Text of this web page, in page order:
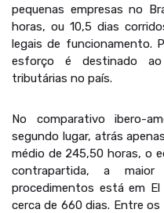
pequenas empresas no
horas, ou 10,5 dias
legais de funcionamento.
esforço é destinado ao
tributárias no país.
No comparativo ibero-
segundo lugar, atrás
médio de 245,50 horas, o
contrapartida, a
procedimentos está em El
cerca de 660 dias. Entre